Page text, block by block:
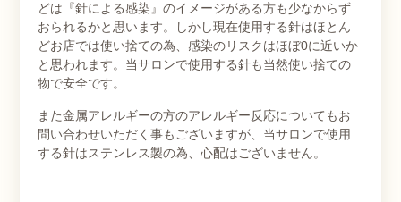
どは『針による感染』のイメージがある方も少なからず
おられるかと思います。しかし現在使用する針はほとん
どお店では使い捨ての為、感染のリスクはほぼ0に近いか
と思われます。当サロンで使用する針も当然使い捨ての
物で安全です。
また金属アレルギーの方のアレルギー反応についてもお
問い合わせいただく事もございますが、当サロンで使用
する針はステンレス製の為、心配はございません。